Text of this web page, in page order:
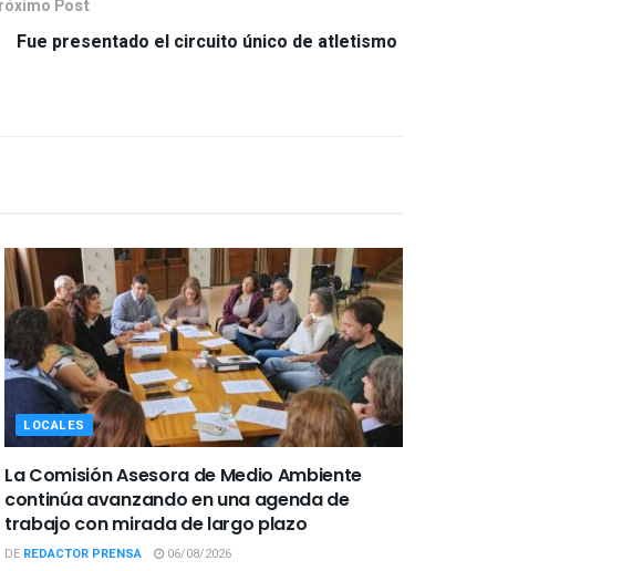
Post
Fue presentado el circuito único de atletismo
LOCALES
La Comisión Asesora de Medio Ambiente
continúa avanzando en una agenda de
trabajo con mirada de largo plazo
DE REDACTOR PRENSA 06/08/2026